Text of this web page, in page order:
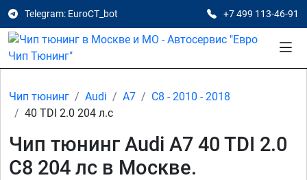
Telegram: EuroCT_bot +7 499 113-46-91
Чип тюнинг Audi A7
C8 - 2010 - 2018
40 TDI 2.0 204 л.с
Чип тюнинг Audi A7 40 TDI 2.0
C8 204 лс в Москве.